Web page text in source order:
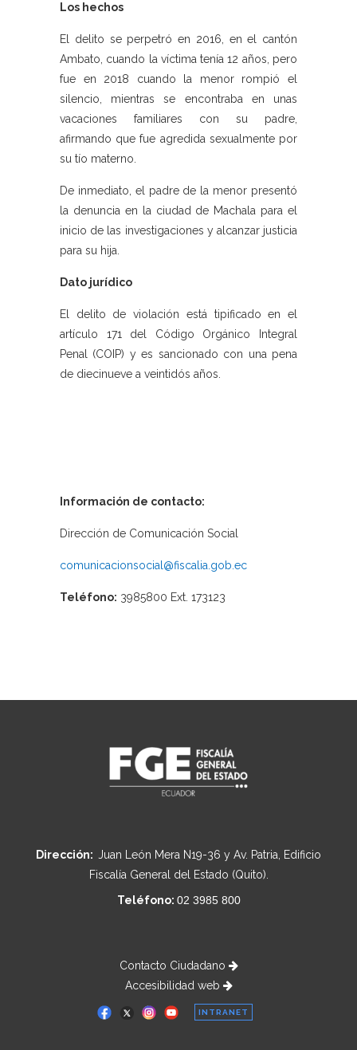
Los hechos
El delito se perpetró en 2016, en el cantón
Ambato, cuando la víctima tenía 12 años, pero
fue en 2018 cuando la menor rompió el
silencio, mientras se encontraba en unas
vacaciones familiares con su padre,
afirmando que fue agredida sexualmente por
su tío materno.
De inmediato, el padre de la menor presentó
la denuncia en la ciudad de Machala para el
inicio de las investigaciones y alcanzar justicia
para su hija.
Dato jurídico
El delito de violación está tipificado en el
artículo 171 del Código Orgánico Integral
Penal (COIP) y es sancionado con una pena
de diecinueve a veintidós años.
Información de contacto:
Dirección de Comunicación Social
comunicacionsocial@fiscalia.gob.ec
Teléfono: 3985800 Ext. 173123
Dirección: Juan León Mera N19-36 y Av. Patria, Edificio
Fiscalía General del Estado (Quito).
Teléfono: 02 3985 800
Contacto Ciudadano
Accesibilidad web
INTRANET